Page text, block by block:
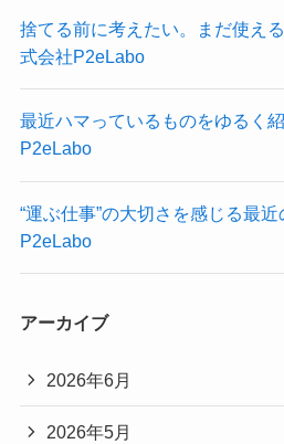
捨てる前に考えたい。まだ使え
式会社P2eLabo
最近ハマっているものをゆるく
P2eLabo
“運ぶ仕事”の大切さを感じる最
P2eLabo
アーカイブ
2026年6月
2026年5月